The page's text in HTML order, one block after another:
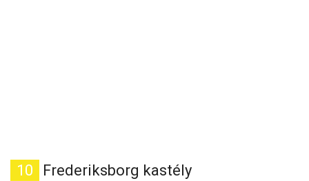
10 Frederiksborg kastély